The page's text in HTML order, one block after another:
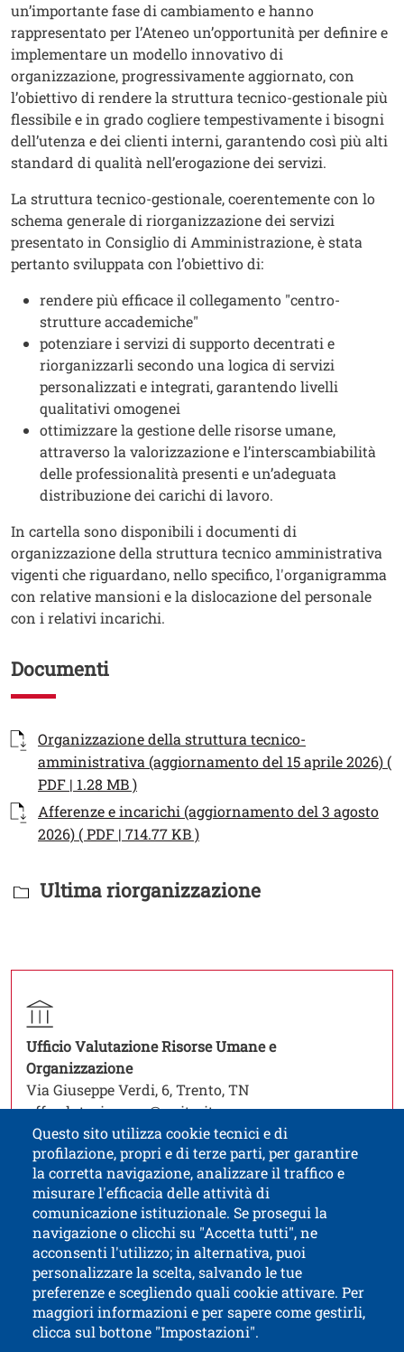
un’importante fase di cambiamento e hanno
rappresentato per l’Ateneo un’opportunità per definire e
implementare un modello innovativo di
organizzazione, progressivamente aggiornato, con
l’obiettivo di rendere la struttura tecnico-gestionale più
flessibile e in grado cogliere tempestivamente i bisogni
dell’utenza e dei clienti interni, garantendo così più alti
standard di qualità nell’erogazione dei servizi.
La struttura tecnico-gestionale, coerentemente con lo
schema generale di riorganizzazione dei servizi
presentato in Consiglio di Amministrazione, è stata
pertanto sviluppata con l’obiettivo di:
rendere più efficace il collegamento "centro-
strutture accademiche"
potenziare i servizi di supporto decentrati e
riorganizzarli secondo una logica di servizi
personalizzati e integrati, garantendo livelli
qualitativi omogenei
ottimizzare la gestione delle risorse umane,
attraverso la valorizzazione e l’interscambiabilità
delle professionalità presenti e un’adeguata
distribuzione dei carichi di lavoro.
In cartella sono disponibili i documenti di
organizzazione della struttura tecnico amministrativa
vigenti che riguardano, nello specifico, l'organigramma
con relative mansioni e la dislocazione del personale
con i relativi incarichi.
Documenti
Documenti
Documento
Organizzazione della struttura tecnico-
amministrativa (aggiornamento del 15 aprile 2026) (
PDF | 1.28 MB )Apri il link in una nuova finestra
Documento
Afferenze e incarichi (aggiornamento del 3 agosto
2026) ( PDF | 714.77 KB )Apri il link in una nuova
Titolo Documenti in cartella
Ultima riorganizzazione
Ufficio Valutazione Risorse Umane e
OrganizzazioneApri il link in una nuova finestra
Via Giuseppe Verdi, 6, Trento, TN
uff.valutazione.ru@unitn.it
Questo sito utilizza cookie tecnici e di
profilazione, propri e di terze parti, per garantire
la corretta navigazione, analizzare il traffico e
misurare l'efficacia delle attività di
comunicazione istituzionale. Se prosegui la
navigazione o clicchi su "Accetta tutti", ne
acconsenti l'utilizzo; in alternativa, puoi
personalizzare la scelta, salvando le tue
preferenze e scegliendo quali cookie attivare. Per
maggiori informazioni e per sapere come gestirli,
clicca sul bottone "Impostazioni".
Università di Trento
via Calepina, 14 - I-38122 Trento
P.IVA-C.F. 003​40520220